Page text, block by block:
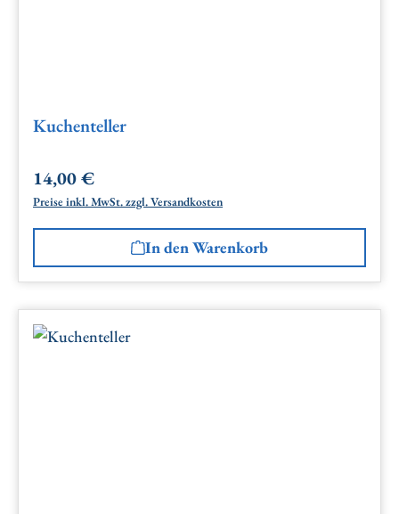
Kuchenteller
Regulärer Preis:
14,00 €
Preise inkl. MwSt. zzgl. Versandkosten
In den Warenkorb